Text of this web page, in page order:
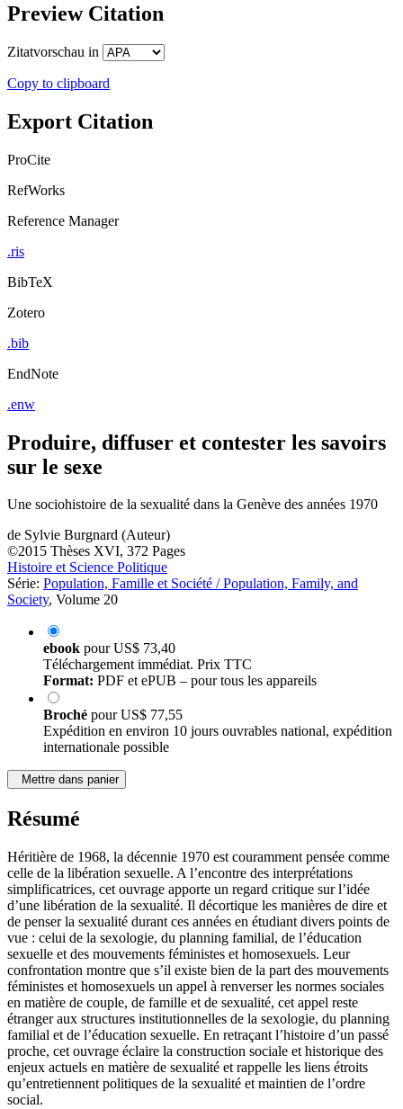
Preview Citation
Zitatvorschau in
Copy to clipboard
Export Citation
ProCite
RefWorks
Reference Manager
.ris
BibTeX
Zotero
.bib
EndNote
.enw
Produire, diffuser et contester les savoirs
sur le sexe
Une sociohistoire de la sexualité dans la Genève des années 1970
de Sylvie Burgnard (Auteur)
©2015 Thèses XVI, 372 Pages
Histoire et Science Politique
Série: Population, Famille et Société / Population, Family, and
Society, Volume 20
ebook pourUS$ 73,40
Téléchargement immédiat. Prix TTC
Format: PDF et ePUB – pour tous les appareils
Broché pourUS$ 77,55
Expédition en environ 10 jours ouvrables national, expédition
internationale possible
Mettre dans panier
Résumé
Héritière de 1968, la décennie 1970 est couramment pensée comme
celle de la libération sexuelle. A l’encontre des interprétations
simplificatrices, cet ouvrage apporte un regard critique sur l’idée
d’une libération de la sexualité. Il décortique les manières de dire et
de penser la sexualité durant ces années en étudiant divers points de
vue : celui de la sexologie, du planning familial, de l’éducation
sexuelle et des mouvements féministes et homosexuels. Leur
confrontation montre que s’il existe bien de la part des mouvements
féministes et homosexuels un appel à renverser les normes sociales
en matière de couple, de famille et de sexualité, cet appel reste
étranger aux structures institutionnelles de la sexologie, du planning
familial et de l’éducation sexuelle. En retraçant l’histoire d’un passé
proche, cet ouvrage éclaire la construction sociale et historique des
enjeux actuels en matière de sexualité et rappelle les liens étroits
qu’entretiennent politiques de la sexualité et maintien de l’ordre
social.